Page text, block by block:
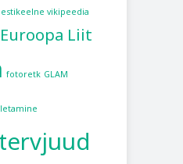
vikipeedia
Euroopa Liit
fotoretk GLAM